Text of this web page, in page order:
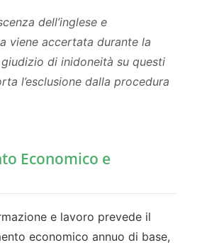
dell’inglese e
viene accertata durante la
di inidoneità su questi
l’esclusione dalla procedura
Economico e
e lavoro prevede il
economico annuo di base,